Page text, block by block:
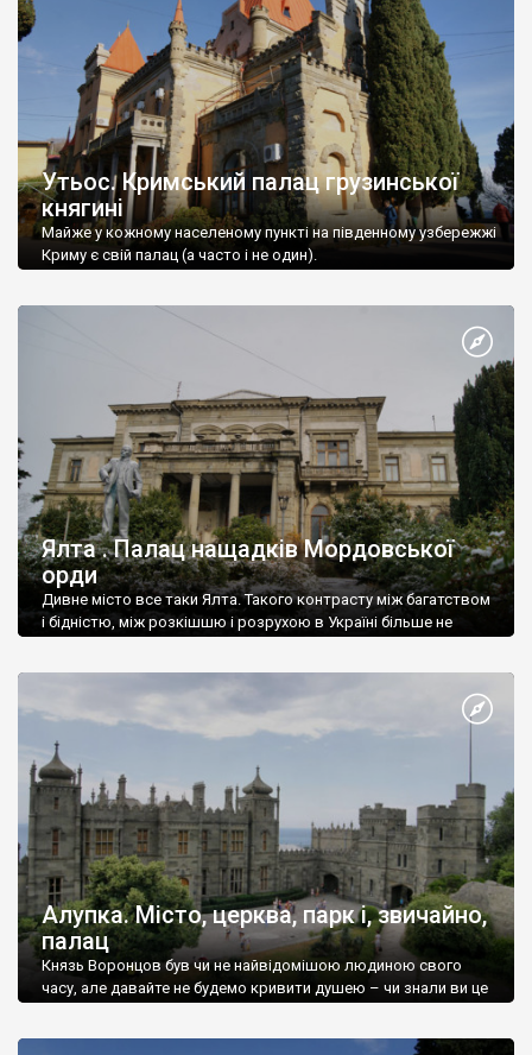
Утьос. Кримський палац грузинської
княгині
Майже у кожному населеному пункті на південному узбережжі
Криму є свій палац (а часто і не один).
Ялта . Палац нащадків Мордовської
орди
Дивне місто все таки Ялта. Такого контрасту між багатством
і бідністю, між розкішшю і розрухою в Україні більше не
Алупка. Місто, церква, парк і, звичайно,
палац
Князь Воронцов був чи не найвідомішою людиною свого
часу, але давайте не будемо кривити душею – чи знали ви це